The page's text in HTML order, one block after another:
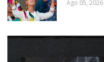
Ago 05, 2026